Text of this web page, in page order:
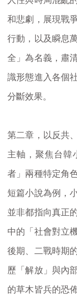
和悲劇，展現戰
行動，以及瞬息
全」為名義，肅
識形態進入各個
分斷效果。
第二章，以反共
主軸，聚焦台韓
者」兩種特定角
短篇小說為例，
並非都指向真正
中的「社會對立
後期、二戰時期
歷「解放」與內
的草木皆兵的恐